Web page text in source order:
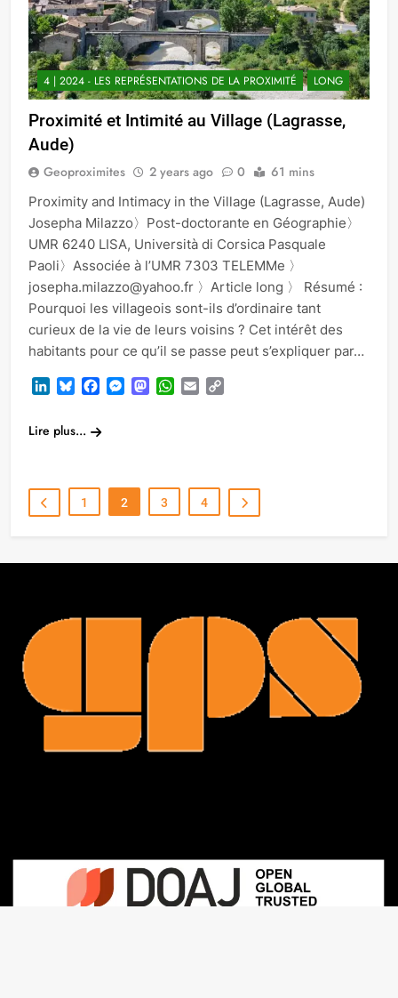
4 | 2024 - LES REPRÉSENTATIONS DE LA PROXIMITÉ LONG
Proximité et Intimité au Village (Lagrasse,
Aude)
Geoproximites 2 years ago 0 61 mins
Proximity and Intimacy in the Village (Lagrasse, Aude)
Josepha Milazzo〉Post-doctorante en Géographie〉
UMR 6240 LISA, Università di Corsica Pasquale
Paoli〉Associée à l’UMR 7303 TELEMMe 〉
josepha.milazzo@yahoo.fr 〉Article long 〉 Résumé :
Pourquoi les villageois sont-ils d’ordinaire tant
curieux de la vie de leurs voisins ? Cet intérêt des
habitants pour ce qu’il se passe peut s’expliquer par…
LinkedInBlueskyFacebook
Messenger
Mastodon
WhatsApp
Email
Lire plus...
1 2 3 4